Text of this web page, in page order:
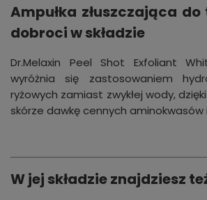
Ampułka złuszczająca do
dobroci w składzie
Dr.Melaxin Peel Shot Exfoliant
wyróżnia się zastosowaniem
ryżowych zamiast zwykłej wody,
skórze dawkę cennych aminokwasów
W jej składzie znajdziesz